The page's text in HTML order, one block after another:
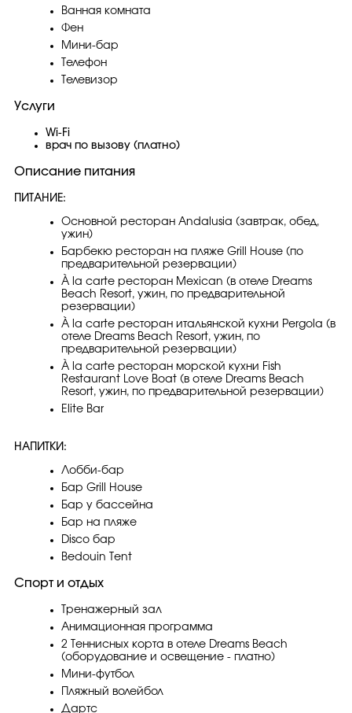
Ванная комната
Фен
Мини-бар
Телефон
Телевизор
Услуги
Wi-Fi
врач по вызову (платно)
Описание питания
ПИТАНИЕ:
Основной ресторан Andalusia (завтрак, обед,
ужин)
Барбекю ресторан на пляже Grill House (по
предварительной резервации)
À la carte ресторан Mexican (в отеле Dreams
Beach Resort, ужин, по предварительной
резервации)
À la carte ресторан итальянской кухни Pergola (в
отеле Dreams Beach Resort, ужин, по
предварительной резервации)
À la carte ресторан морской кухни Fish
Restaurant Love Boat (в отеле Dreams Beach
Resort, ужин, по предварительной резервации)
Elite Bar
НАПИТКИ:
Лобби-бар
Бар Grill House
Бар у бассейна
Бар на пляже
Disco бар
Bedouin Tent
Спорт и отдых
Тренажерный зал
Анимационная программа
2 Теннисных корта в отеле Dreams Beach
(оборудование и освещение - платно)
Мини-футбол
Пляжный волейбол
Дартс